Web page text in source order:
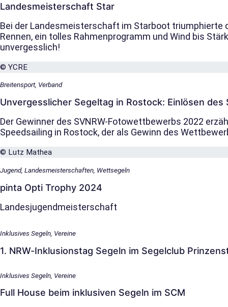
Landesmeisterschaft Star
Bei der Landesmeisterschaft im Starboot triumphierte
Rennen, ein tolles Rahmenprogramm und Wind bis
unvergesslich!
© YCRE
Breitensport, Verband
Unvergesslicher Segeltag in Rostock: Einlösen
Der Gewinner des SVNRW-Fotowettbewerbs 2022
Speedsailing in Rostock, der als Gewinn des
© Lutz Mathea
Jugend, Landesmeisterschaften, Wettsegeln
pinta Opti Trophy 2024
Landesjugendmeisterschaft
Inklusives Segeln, Vereine
1. NRW-Inklusionstag Segeln im Segelclub
Inklusives Segeln, Vereine
Full House beim inklusiven Segeln im SCM